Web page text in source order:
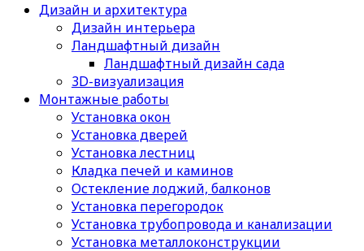
Дизайн и архитектура
Дизайн интерьера
Ландшафтный дизайн
Ландшафтный дизайн сада
3D-визуализация
Монтажные работы
Установка окон
Установка дверей
Установка лестниц
Кладка печей и каминов
Остекление лоджий, балконов
Установка перегородок
Установка трубопровода и канализации
Установка металлоконструкции